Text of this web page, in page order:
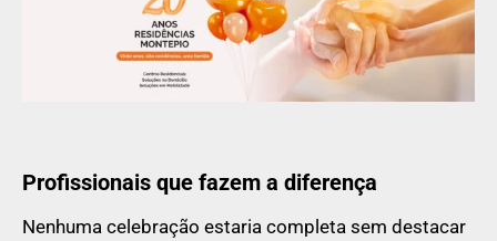
Profissionais que fazem a diferença
Nenhuma celebração estaria completa sem destacar